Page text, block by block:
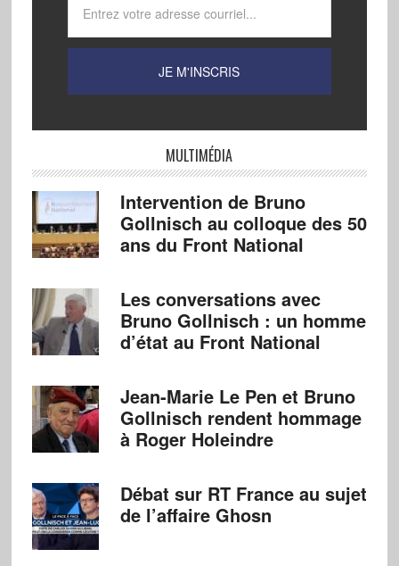
MULTIMÉDIA
Intervention de Bruno
Gollnisch au colloque des 50
ans du Front National
Les conversations avec
Bruno Gollnisch : un homme
d’état au Front National
Jean-Marie Le Pen et Bruno
Gollnisch rendent hommage
à Roger Holeindre
Débat sur RT France au sujet
de l’affaire Ghosn